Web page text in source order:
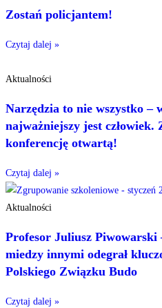
Zostań policjantem!
Czytaj dalej »
Aktualności
Narzędzia to nie wszystko –
najważniejszy jest
konferencję otwartą!
Czytaj dalej »
Aktualności
Profesor Juliusz
miedzy innymi odegrał
Polskiego Związku Budo
Czytaj dalej »